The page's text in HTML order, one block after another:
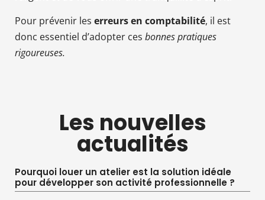
Pour prévenir les erreurs en comptabilité, il est
donc essentiel d’adopter ces bonnes pratiques
rigoureuses.
Les nouvelles
actualités
Pourquoi louer un atelier est la solution idéale
pour développer son activité professionnelle ?